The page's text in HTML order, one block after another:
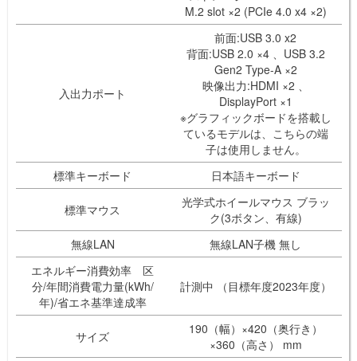
M.2 slot ×2 (PCIe 4.0 x4 ×2)
入出力ポート
前面:USB 3.0 x2
背面:USB 2.0 ×4 、USB 3.2
Gen2 Type-A ×2
映像出力:HDMI ×2 、
DisplayPort ×1
※グラフィックボードを搭載し
ているモデルは、こちらの端
子は使用しません。
標準キーボード
日本語キーボード
標準マウス
光学式ホイールマウス ブラッ
ク(3ボタン、有線)
無線LAN
無線LAN子機 無し
エネルギー消費効率 区
分/年間消費電力量(kWh/
年)/省エネ基準達成率
計測中 （目標年度2023年度）
サイズ
190（幅）×420（奥行き）
×360（高さ） mm